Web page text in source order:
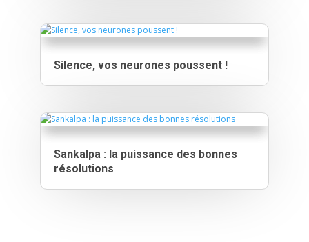
Silence, vos neurones poussent !
Sankalpa : la puissance des bonnes
résolutions